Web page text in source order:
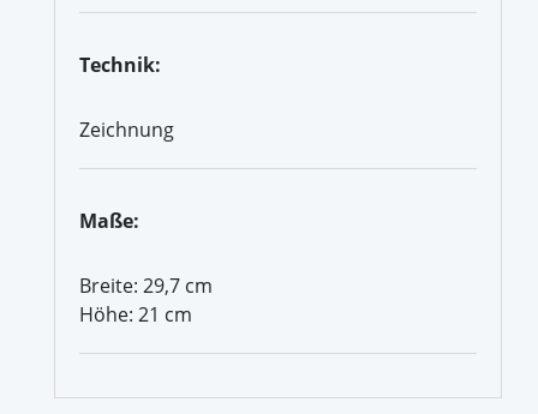
Technik:
Zeichnung
Maße:
Breite: 29,7 cm
Höhe: 21 cm